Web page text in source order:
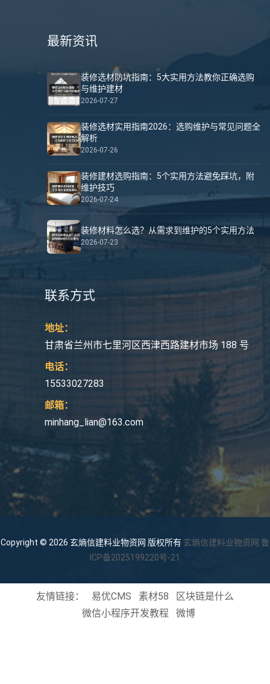
最新资讯
装修选材防坑指南：5大实用方法教你正确选购
与维护建材
2026-07-27
装修选材实用指南2026：选购维护与常见问题全
解析
2026-07-26
装修建材选购指南：5个实用方法避免踩坑，附
维护技巧
2026-07-24
装修材料怎么选？从需求到维护的5个实用方法
2026-07-23
联系方式
地址：
甘肃省兰州市七里河区西津西路建材市场 188 号
电话：
15533027283
邮箱：
minhang_lian@163.com
Copyright © 2026 玄熵信建料业物资网 版权所有 玄熵信建料业物资网 鲁
ICP备2025199220号-21
友情链接： 易优CMS 素材58
区块链是什么
微信小程序开发教程
微博